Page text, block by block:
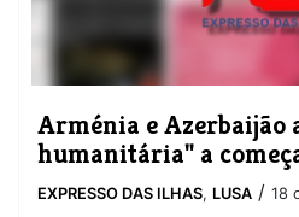
Arménia e Azerbaijão
humanitária" a
EXPRESSO DAS ILHAS, LUSA / 18